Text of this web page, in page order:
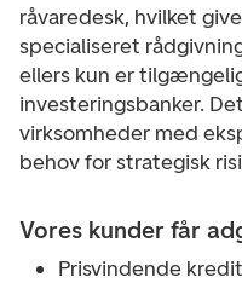
råvaredesk, hvilket
specialiseret
ellers kun er
investeringsbanker.
virksomheder med
behov for strategisk
Vores kunder får
Prisvindende